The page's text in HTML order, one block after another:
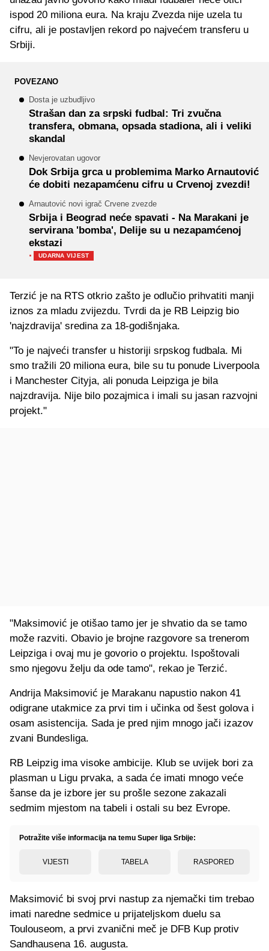
ispod 20 miliona eura. Na kraju Zvezda nije uzela tu
cifru, ali je postavljen rekord po najvećem transferu u
Srbiji.
POVEZANO
Dosta je uzbudljivo
Strašan dan za srpski fudbal: Tri zvučna
transfera, obmana, opsada stadiona, ali i veliki
skandal
Nevjerovatan ugovor
Dok Srbija grca u problemima Marko Arnautović
će dobiti nezapamćenu cifru u Crvenoj zvezdi!
Arnautović novi igrač Crvene zvezde
Srbija i Beograd neće spavati - Na Marakani je
servirana 'bomba', Delije su u nezapamćenoj
ekstazi
· UDARNA VIJEST
Terzić je na RTS otkrio zašto je odlučio prihvatiti manji
iznos za mladu zvijezdu. Tvrdi da je RB Leipzig bio
'najzdravija' sredina za 18-godišnjaka.
"To je najveći transfer u historiji srpskog fudbala. Mi
smo tražili 20 miliona eura, bile su tu ponude Liverpoola
i Manchester Cityja, ali ponuda Leipziga je bila
najzdravija. Nije bilo pozajmica i imali su jasan razvojni
projekt."
"Maksimović je otišao tamo jer je shvatio da se tamo
može razviti. Obavio je brojne razgovore sa trenerom
Leipziga i ovaj mu je govorio o projektu. Ispoštovali
smo njegovu želju da ode tamo", rekao je Terzić.
Andrija Maksimović je Marakanu napustio nakon 41
odigrane utakmice za prvi tim i učinka od šest golova i
osam asistencija. Sada je pred njim mnogo jači izazov
zvani Bundesliga.
RB Leipzig ima visoke ambicije. Klub se uvijek bori za
plasman u Ligu prvaka, a sada će imati mnogo veće
šanse da je izbore jer su prošle sezone zakazali
sedmim mjestom na tabeli i ostali su bez Evrope.
Potražite više informacija na temu Super liga Srbije:
VIJESTI TABELA RASPORED
Maksimović bi svoj prvi nastup za njemački tim trebao
imati naredne sedmice u prijateljskom duelu sa
Toulouseom, a prvi zvanični meč je DFB Kup protiv
Sandhausena 16. augusta.